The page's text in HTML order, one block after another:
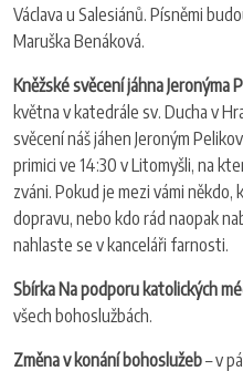
Václava u Salesiánů. Písněmi
Maruška Benáková.
Kněžské svěcení jáhna Jeronýma
května v katedrále sv. Ducha v
svěcení náš jáhen Jeroným
primici ve 14:30 v Litomyšli, na
zváni. Pokud je mezi vámi někdo,
dopravu, nebo kdo rád naopak
nahlaste se v kanceláři farnosti.
Sbírka Na podporu katolických
všech bohoslužbách.
Změna v konání bohoslužeb– v